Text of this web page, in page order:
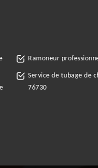
Ramoneur
Service de tubage de
76730